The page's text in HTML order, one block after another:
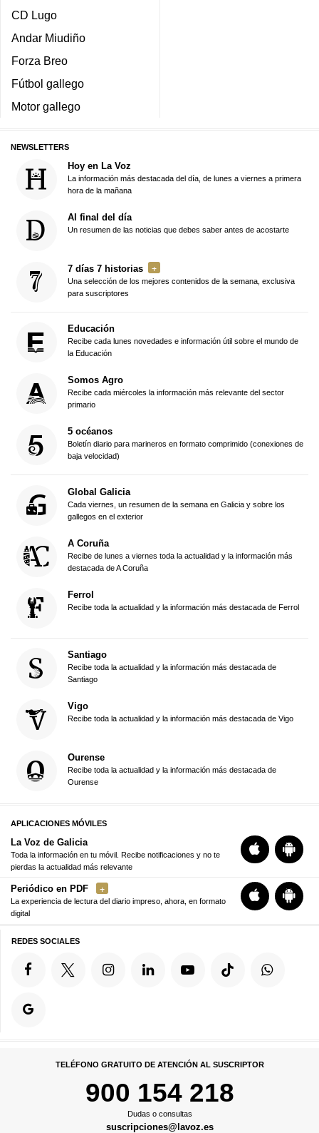
CD Lugo
Andar Miudiño
Forza Breo
Fútbol gallego
Motor gallego
NEWSLETTERS
Hoy en La Voz
La información más destacada del día, de lunes a viernes a primera
hora de la mañana
Al final del día
Un resumen de las noticias que debes saber antes de acostarte
7 días 7 historias
Una selección de los mejores contenidos de la semana, exclusiva
para suscriptores
Educación
Recibe cada lunes novedades e información útil sobre el mundo de
la Educación
Somos Agro
Recibe cada miércoles la información más relevante del sector
primario
5 océanos
Boletín diario para marineros en formato comprimido (conexiones de
baja velocidad)
Global Galicia
Cada viernes, un resumen de la semana en Galicia y sobre los
gallegos en el exterior
A Coruña
Recibe de lunes a viernes toda la actualidad y la información más
destacada de A Coruña
Ferrol
Recibe toda la actualidad y la información más destacada de Ferrol
Santiago
Recibe toda la actualidad y la información más destacada de
Santiago
Vigo
Recibe toda la actualidad y la información más destacada de Vigo
Ourense
Recibe toda la actualidad y la información más destacada de
Ourense
APLICACIONES MÓVILES
La Voz de Galicia
Toda la información en tu móvil. Recibe notificaciones y no te
pierdas la actualidad más relevante
Periódico en PDF
La experiencia de lectura del diario impreso, ahora, en formato
digital
REDES SOCIALES
TELÉFONO GRATUITO DE ATENCIÓN AL SUSCRIPTOR
900 154 218
Dudas o consultas
suscripciones@lavoz.es